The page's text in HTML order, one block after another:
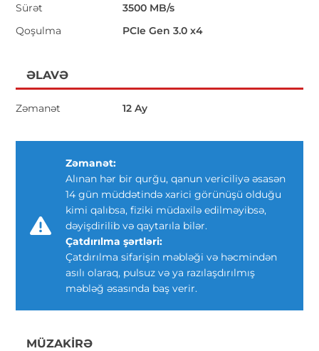
Sürət
3500 MB/s
Qoşulma
PCIe Gen 3.0 x4
ƏLAVƏ
Zəmanət 12 Ay
Zəmanət:
Alınan hər bir qurğu, qanun vericiliyə əsasən
14 gün müddətində xarici görünüşü olduğu
kimi qalıbsa, fiziki müdaxilə edilməyibsə,
dəyişdirilib və qaytarıla bilər.
Çatdırılma şərtləri:
Çatdırılma sifarişin məbləği və həcmindən
asılı olaraq, pulsuz və ya razılaşdırılmış
məbləğ əsasında baş verir.
MÜZAKIRƏ